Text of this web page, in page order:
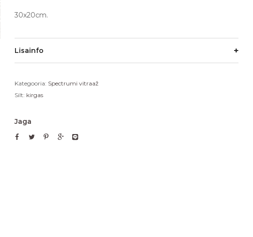
30x20cm.
Lisainfo
Kategooria: Spectrumi vitraaž
Silt: kirgas
Jaga